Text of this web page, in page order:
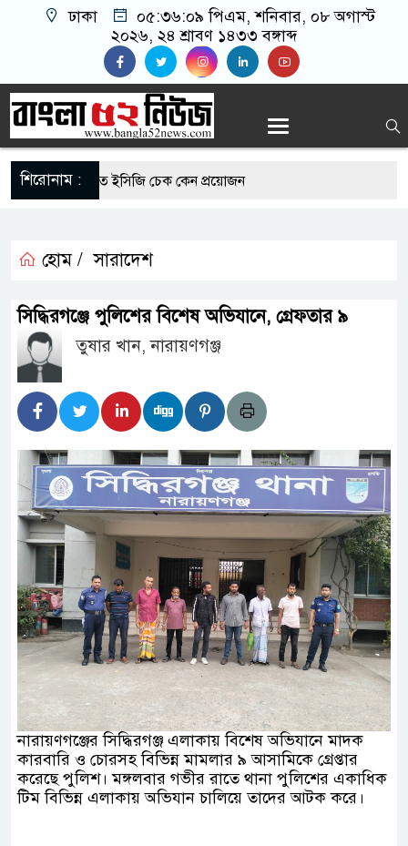
ঢাকা ০৫:৩৬:১০ পিএম, শনিবার, ০৮ অগাস্ট
২০২৬, ২৪ শ্রাবণ ১৪৩৩ বঙ্গাব্দ
শিরোনাম :
রোগীদের নিয়মিত ইসিজি চেক কেন প্রয়োজন
আহ্বান
মাছে মিলল মাইক্রোপ্লাস্টিক, বেশি কই মাছে
বাড়ীর মোঃ আঃ খালেকের ইন্তেকাল
ব্যবসায়িক অগ্রযাত্রায় নতুন অধ্যায়
স্থিতিশীল সরকার,প্রবাসীদের বিনিয়োগের এখনই
স্থিতিশীল সরকার,প্রবাসীদের বিনিয়োগের এখনই
নিচে গাঁজার ড্রাম, মাদক কারবারি আটক
বাজেট সংশোধনের দাবিতে ফরিদগঞ্জে অহিংস
উঠান বৈঠক
হোম / সারাদেশ
সিদ্ধিরগঞ্জে পুলিশের বিশেষ অভিযানে, গ্রেফতার ৯
তুষার খান, নারায়ণগঞ্জ
নারায়ণগঞ্জের সিদ্ধিরগঞ্জ এলাকায় বিশেষ অভিযানে মাদক
কারবারি ও চোরসহ বিভিন্ন মামলার ৯ আসামিকে গ্রেপ্তার
করেছে পুলিশ। মঙ্গলবার গভীর রাতে থানা পুলিশের একাধিক
টিম বিভিন্ন এলাকায় অভিযান চালিয়ে তাদের আটক করে।